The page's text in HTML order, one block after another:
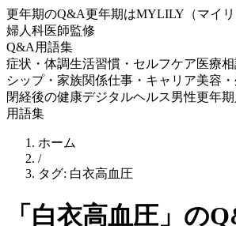
更年期のQ&A更年期はMYLILY（マイリ
婦人科医師監修
Q&A 用語集
症状・体調生活習慣・セルフケア医療
シップ・家族関係仕事・キャリア美容
閉経後の健康デジタルヘルス男性更年期
用語集
ホーム
/
タグ: 白衣高血圧
「 白衣高血圧 」の